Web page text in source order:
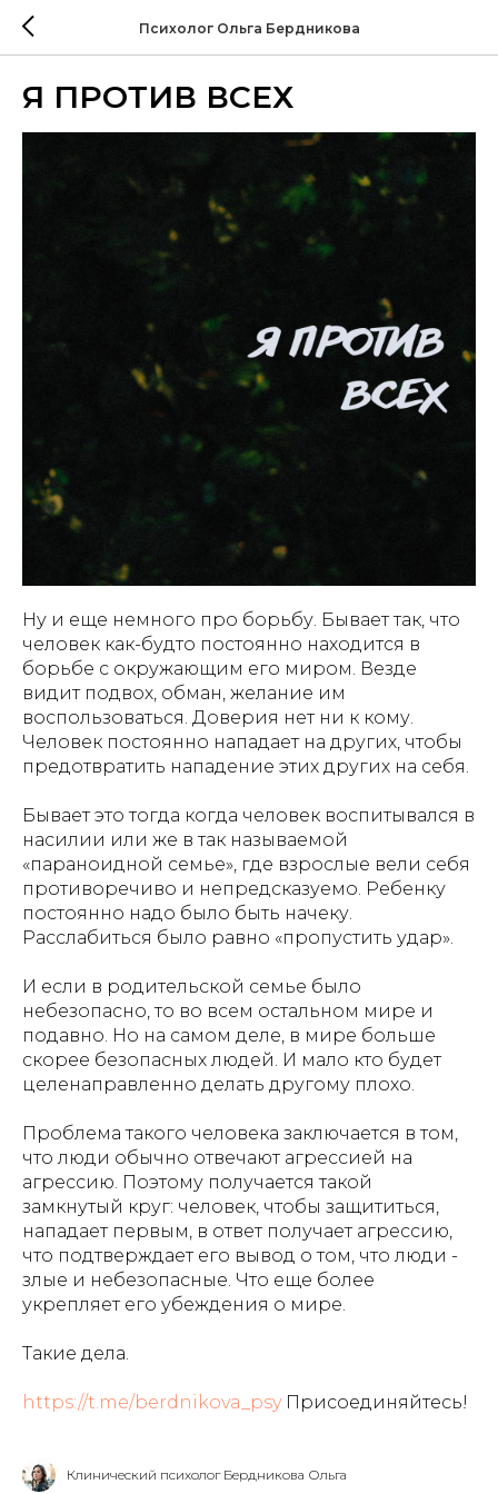
Психолог Ольга Бердникова
Я ПРОТИВ ВСЕХ
Ну и еще немного про борьбу. Бывает так, что
человек как-будто постоянно находится в
борьбе с окружающим его миром. Везде
видит подвох, обман, желание им
воспользоваться. Доверия нет ни к кому.
Человек постоянно нападает на других, чтобы
предотвратить нападение этих других на себя.
Бывает это тогда когда человек воспитывался в
насилии или же в так называемой
«параноидной семье», где взрослые вели себя
противоречиво и непредсказуемо. Ребенку
постоянно надо было быть начеку.
Расслабиться было равно «пропустить удар».
И если в родительской семье было
небезопасно, то во всем остальном мире и
подавно. Но на самом деле, в мире больше
скорее безопасных людей. И мало кто будет
целенаправленно делать другому плохо.
Проблема такого человека заключается в том,
что люди обычно отвечают агрессией на
агрессию. Поэтому получается такой
замкнутый круг: человек, чтобы защититься,
нападает первым, в ответ получает агрессию,
что подтверждает его вывод о том, что люди -
злые и небезопасные. Что еще более
укрепляет его убеждения о мире.
Такие дела.
https://t.me/berdnikova_psyПрисоединяйтесь!
Клинический психолог Бердникова Ольга